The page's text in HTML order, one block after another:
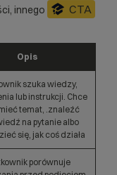
innego
CTA
Opis
szuka wiedzy,
lub instrukcji. Chce
temat, .znaleźć
na pytanie albo
się, jak coś działa
porównuje